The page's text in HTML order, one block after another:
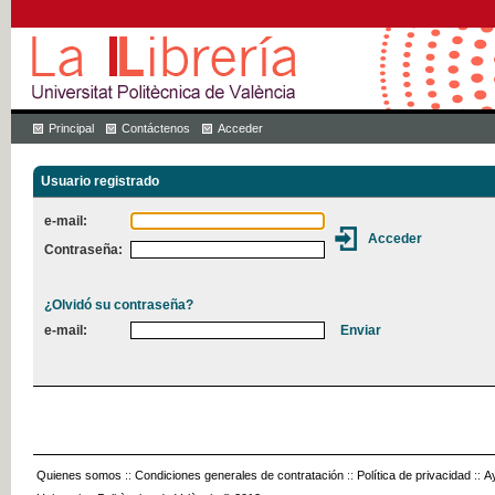
Principal Contáctenos Acceder
Usuario registrado
e-mail:
Contraseña:
¿Olvidó su contraseña?
e-mail:
Quienes somos :: Condiciones generales de contratación :: Política de privacidad ::